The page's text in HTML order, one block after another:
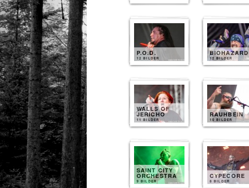
P.O.D.
12 BILDER
BIOHAZARD
12 BILDER
WALLS OF
JERICHO
11 BILDER
RAUHBEIN
10 BILDER
SAINT CITY
ORCHESTRA
9 BILDER
CYPECORE
8 BILDER